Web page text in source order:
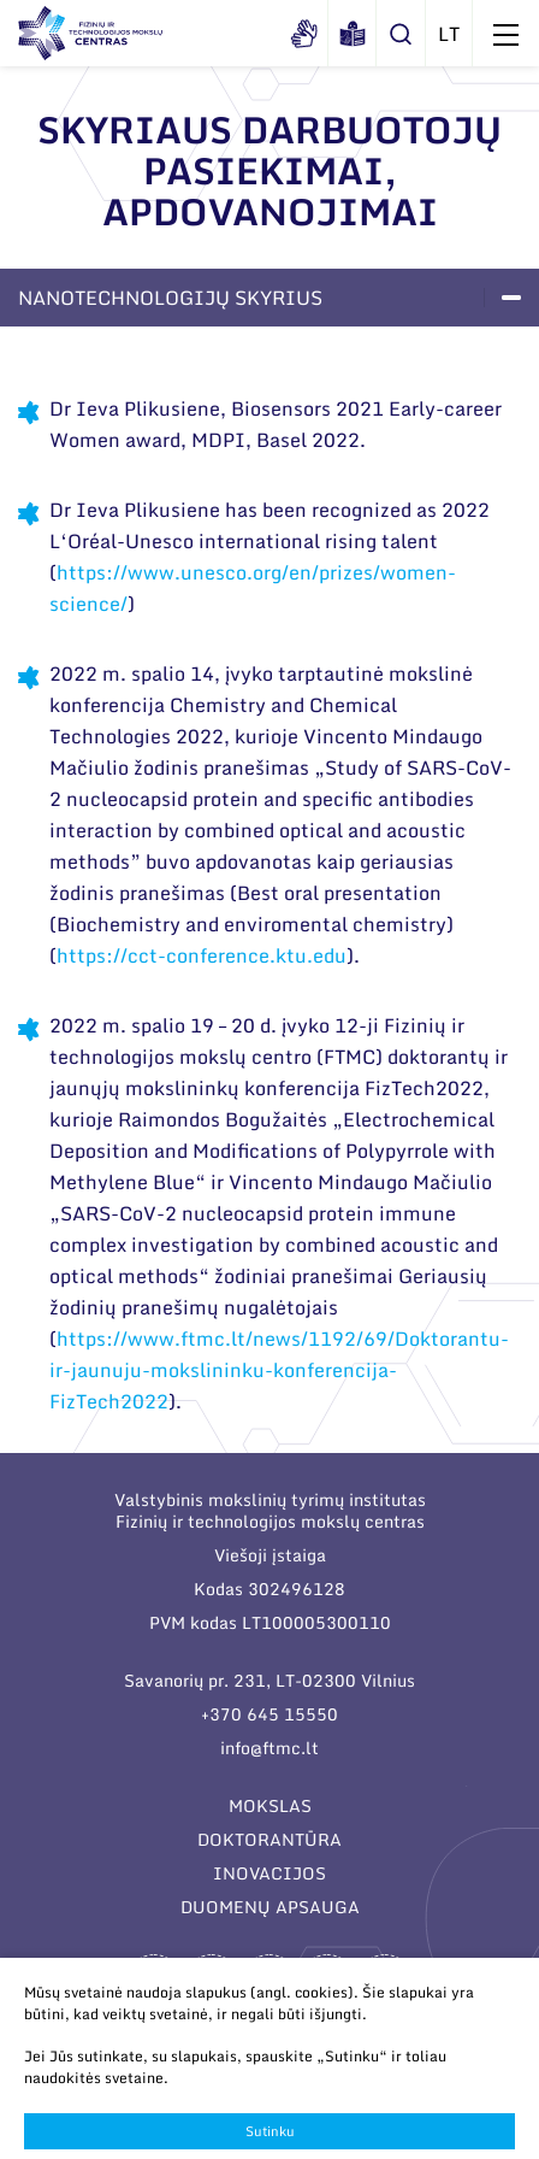
Apie mus
Dokumentai
Viešieji pirkimai
Duomenų apsauga
Darbuotojams
Narystė nacionalinėse ir tarptautinėse
organizacijose bei asociacijose
Struktūra
Administracija
Administraciniai skyriai
Mokslo taryba
Tarptautinė patarėjų taryba
Mokslininkai emeritai
Naujienos
Renginiai
Leidiniai
Bendri rekvizitai
Administracija
SKYRIAUS DARBUOTOJŲ
PASIEKIMAI,
APDOVANOJIMAI
NANOTECHNOLOGIJŲ SKYRIUS
Dr Ieva Plikusiene, Biosensors 2021 Early-career
Women award, MDPI, Basel 2022.
Dr Ieva Plikusiene has been recognized as 2022
L‘Oréal-Unesco international rising talent
(https://www.unesco.org/en/prizes/women-
science/)
2022 m. spalio 14, įvyko tarptautinė mokslinė
konferencija Chemistry and Chemical
Technologies 2022, kurioje Vincento Mindaugo
Mačiulio žodinis pranešimas „Study of SARS-CoV-
2 nucleocapsid protein and specific antibodies
interaction by combined optical and acoustic
methods” buvo apdovanotas kaip geriausias
žodinis pranešimas (Best oral presentation
(Biochemistry and enviromental chemistry)
(https://cct-conference.ktu.edu).
2022 m. spalio 19 – 20 d. įvyko 12-ji Fizinių ir
technologijos mokslų centro (FTMC) doktorantų ir
jaunųjų mokslininkų konferencija FizTech2022,
kurioje Raimondos Bogužaitės „Electrochemical
Deposition and Modifications of Polypyrrole with
Methylene Blue“ ir Vincento Mindaugo Mačiulio
„SARS-CoV-2 nucleocapsid protein immune
complex investigation by combined acoustic and
optical methods“ žodiniai pranešimai Geriausių
žodinių pranešimų nugalėtojais
(https://www.ftmc.lt/news/1192/69/Doktorantu-
ir-jaunuju-mokslininku-konferencija-
FizTech2022).
Valstybinis mokslinių tyrimų institutas
Fizinių ir technologijos mokslų centras
Viešoji įstaiga
Kodas 302496128
PVM kodas LT100005300110
Savanorių pr. 231, LT-02300 Vilnius
+370 645 15550
info@ftmc.lt
MOKSLAS
DOKTORANTŪRA
INOVACIJOS
DUOMENŲ APSAUGA
© 2026 Valstybinis mokslinių tyrimų institutas Fizinių ir
technologijos mokslų centras. Duomenys kaupiami ir saugomi
Juridinių asmenų registre.
Mūsų svetainė naudoja slapukus (angl. cookies). Šie slapukai yra
būtini, kad veiktų svetainė, ir negali būti išjungti.
Jei Jūs sutinkate, su slapukais, spauskite „Sutinku“ ir toliau
naudokitės svetaine.
Sutinku